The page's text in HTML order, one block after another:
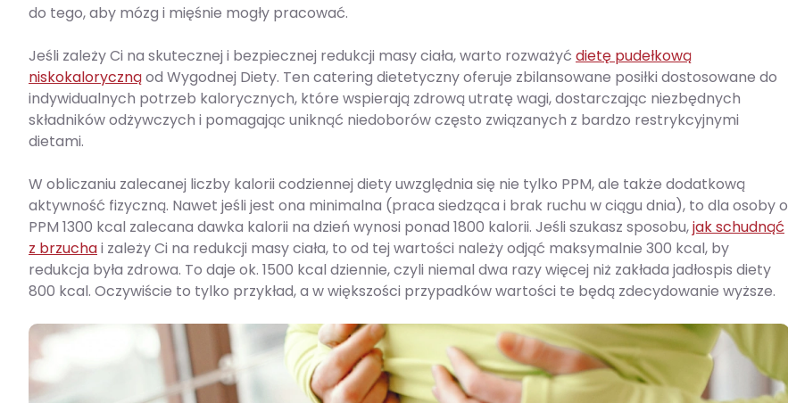
do tego, aby mózg i mięśnie mogły pracować.
Jeśli zależy Ci na skutecznej i bezpiecznej redukcji masy ciała, warto rozważyć dietę pudełkową
niskokalorycznąod Wygodnej Diety. Ten catering dietetyczny oferuje zbilansowane posiłki dostosowane do
indywidualnych potrzeb kalorycznych, które wspierają zdrową utratę wagi, dostarczając niezbędnych
składników odżywczych i pomagając uniknąć niedoborów często związanych z bardzo restrykcyjnymi
dietami.
W obliczaniu zalecanej liczby kalorii codziennej diety uwzględnia się nie tylko PPM, ale także dodatkową
aktywność fizyczną. Nawet jeśli jest ona minimalna (praca siedząca i brak ruchu w ciągu dnia), to dla osoby o
PPM 1300 kcal zalecana dawka kalorii na dzień wynosi ponad 1800 kalorii. Jeśli szukasz sposobu,jak schudnąć
z brzuchai zależy Ci na redukcji masy ciała, to od tej wartości należy odjąć maksymalnie 300 kcal, by
redukcja była zdrowa. To daje ok. 1500 kcal dziennie, czyli niemal dwa razy więcej niż zakłada jadłospis diety
800 kcal. Oczywiście to tylko przykład, a w większości przypadków wartości te będą zdecydowanie wyższe.